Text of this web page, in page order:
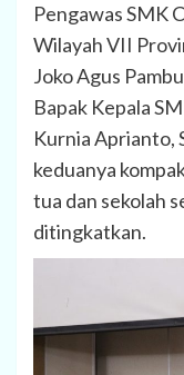
Pengawas SMK
Wilayah VII
Joko Agus
Bapak Kepala
Kurnia Aprianto,
keduanya
tua dan sekolah
ditingkatkan.